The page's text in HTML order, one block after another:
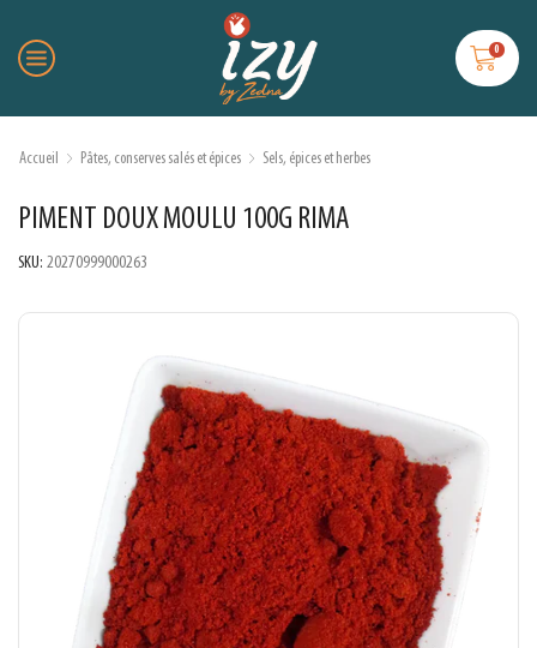
0
Accueil Pâtes, conserves salés et épices Sels, épices et herbes
PIMENT DOUX MOULU 100G RIMA
SKU: 20270999000263